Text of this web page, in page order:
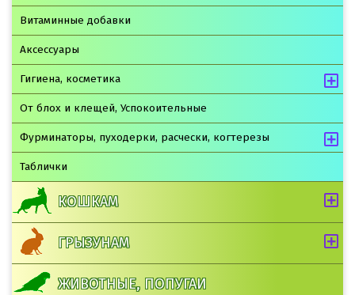
Витаминные добавки
Аксессуары
Гигиена, косметика
От блох и клещей, Успокоительные
Фурминаторы, пуходерки, расчески, когтерезы
Таблички
КОШКАМ
ГРЫЗУНАМ
ЖИВОТНЫЕ, ПОПУГАИ